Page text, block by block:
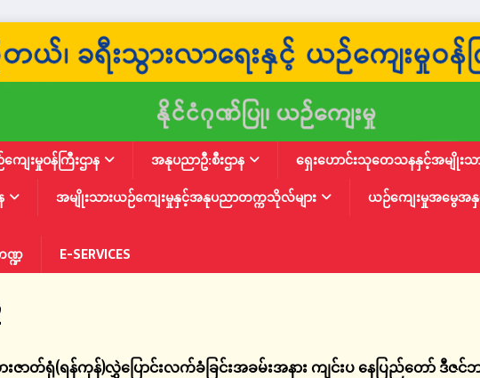
ေးမှုဝန်ကြီးဌာန အနုပညာဦ:စီးဌာန
ရှေးဟောင်းသုတေသနနှင့်အမျိုးသာ
အမျိုးသားယဉ်ကျေးမှုနှင့်အနုပညာတက္ကသိုလ်များ ယဉ်ကျေးမှုအမွေအနှ
ဏ္ဍ E-SERVICES
းဇာတ်ရုံ(ရန်ကုန်)လွှဲပြောင်းလက်ခံခြင်းအခမ်းအနား ကျင်းပ နေပြည်တော် ဒီဇင်